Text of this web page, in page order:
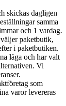
skickas dagligen
samma
och 1 vardag.
paketbutik,
i paketbutiken.
låga och har valt
Vi
som
varor levereras